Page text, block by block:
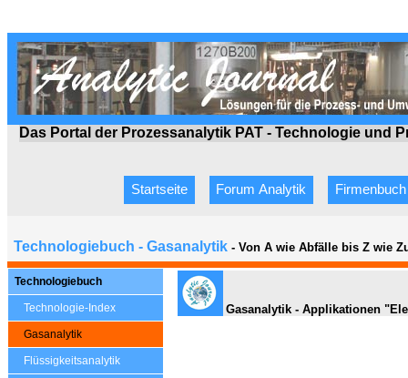
Das Portal der Prozessanalytik PAT - Technologie und
Startseite Forum Analytik Firmenbuch
Technologiebuch - Gasanalytik - Von A wie Abfälle bis Z wie
Technologiebuch
Technologie-Index
Gasanalytik
Flüssigkeitsanalytik
Gasanalytik - Applikationen